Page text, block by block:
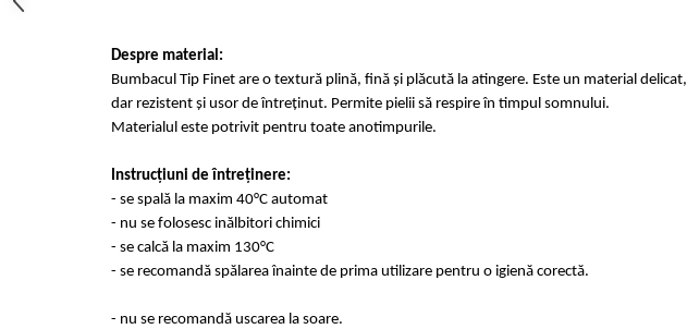
Despre material:
Bumbacul Tip Finet are o textură plină, fină și plăcută la atingere. Este un material delicat,
dar rezistent și usor de întreținut. Permite pielii să respire în timpul somnului.
Materialul este potrivit pentru toate anotimpurile.
Instrucțiuni de întreținere:
- se spală la maxim 40°C automat
- nu se folosesc inălbitori chimici
- se calcă la maxim 130°C
- se recomandă spălarea înainte de prima utilizare pentru o igienă corectă.
- nu se recomandă uscarea la soare.